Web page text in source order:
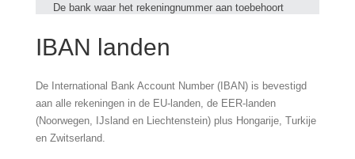
De bank waar het rekeningnummer aan toebehoort
IBAN landen
De International Bank Account Number (IBAN) is bevestigd
aan alle rekeningen in de EU-landen, de EER-landen
(Noorwegen, IJsland en Liechtenstein) plus Hongarije, Turkije
en Zwitserland.